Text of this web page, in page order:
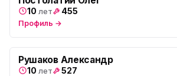
10 лет 455
Профиль →
Рушаков Александр
10 лет 527